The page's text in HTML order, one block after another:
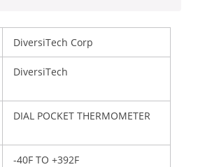
DiversiTech Corp
DiversiTech
DIAL POCKET THERMOMETER
-40F TO +392F